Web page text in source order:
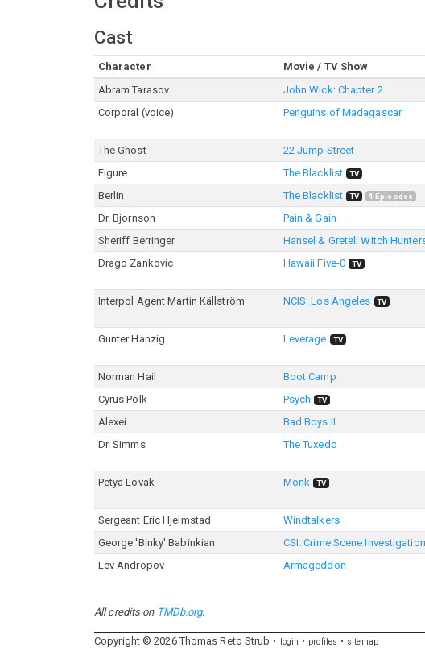
Cast
Character Movie / TV Show
Abram Tarasov
John Wick: Chapter 2
Corporal (voice) Penguins of Madagascar
The Ghost 22 Jump Street
Figure The Blacklist TV
Berlin The Blacklist TV 4 Episodes
Dr. Bjornson Pain & Gain
Sheriff Berringer Hansel & Gretel: Witch
Drago Zankovic Hawaii Five-0 TV
Interpol Agent Martin Källström NCIS: Los Angeles TV
Gunter Hanzig Leverage TV
Norman Hail Boot Camp
Cyrus Polk Psych TV
Alexei Bad Boys II
Dr. Simms The Tuxedo
Petya Lovak Monk TV
Sergeant Eric Hjelmstad Windtalkers
George 'Binky' Babinkian CSI: Crime Scene Investigation
Lev Andropov Armageddon
All credits on TMDb.org.
Copyright © 2026 Thomas Reto Strub login profiles sitemap